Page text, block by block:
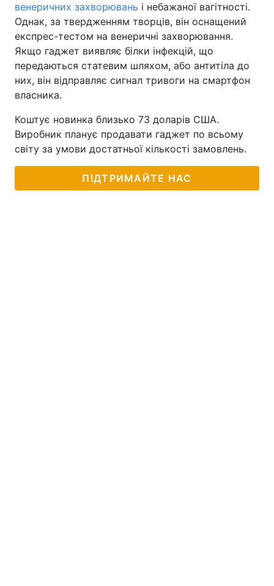
венеричних захворювань і небажаної вагітності.
Однак, за твердженням творців, він оснащений
експрес-тестом на венеричні захворювання.
Якщо гаджет виявляє білки інфекцій, що
передаються статевим шляхом, або антитіла до
них, він відправляє сигнал тривоги на смартфон
власника.
Коштує новинка близько 73 доларів США.
Виробник планує продавати гаджет по всьому
світу за умови достатньої кількості замовлень.
ПІДТРИМАЙТЕ НАС